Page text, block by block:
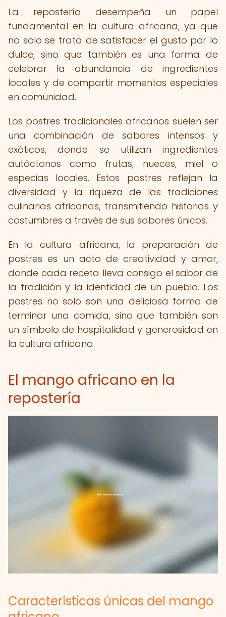
La repostería desempeña un papel
fundamental en la cultura africana, ya que
no solo se trata de satisfacer el gusto por lo
dulce, sino que también es una forma de
celebrar la abundancia de ingredientes
locales y de compartir momentos especiales
en comunidad.
Los postres tradicionales africanos suelen ser
una combinación de sabores intensos y
exóticos, donde se utilizan ingredientes
autóctonos como frutas, nueces, miel o
especias locales. Estos postres reflejan la
diversidad y la riqueza de las tradiciones
culinarias africanas, transmitiendo historias y
costumbres a través de sus sabores únicos.
En la cultura africana, la preparación de
postres es un acto de creatividad y amor,
donde cada receta lleva consigo el sabor de
la tradición y la identidad de un pueblo. Los
postres no solo son una deliciosa forma de
terminar una comida, sino que también son
un símbolo de hospitalidad y generosidad en
la cultura africana.
El mango africano en la
repostería
Características únicas del mango